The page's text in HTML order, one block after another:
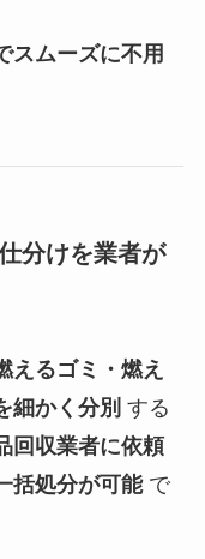
スムーズに不用
分けを業者が
えるゴミ・燃え
細かく分別 する
回収業者に依頼
括処分が可能で